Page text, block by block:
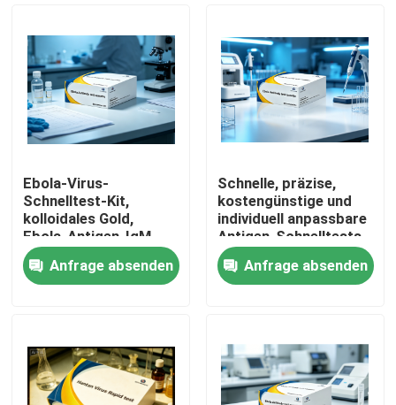
Heim
Über uns
Ebola-Virus-
Schnelltest-Kit,
kolloidales Gold,
Ebola-Antigen-IgM-
Antikörper-
Diagnosetestkassette
für das Notfall-
Anfrage absenden
Schnelle, präzise,
kostengünstige und
individuell anpassbare
Antigen-Schnelltests
für Ebola-Virus-
Antigene
Nichtmaschinenbetrieb
Anfrage absenden